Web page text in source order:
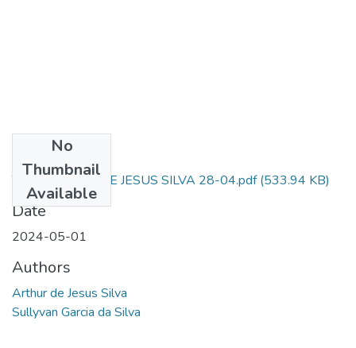
No
Thumbnail
Available
TCC_ ARTHUR DE JESUS SILVA 28-04.pdf(533.94 KB)
Date
2024-05-01
Authors
Arthur de Jesus Silva
Sullyvan Garcia da Silva